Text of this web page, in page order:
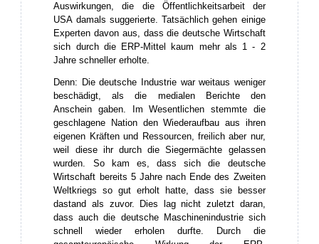
Auswirkungen, die die Öffentlichkeitsarbeit der
USA damals suggerierte. Tatsächlich gehen einige
Experten davon aus, dass die deutsche Wirtschaft
sich durch die ERP-Mittel kaum mehr als 1 - 2
Jahre schneller erholte.
Denn: Die deutsche Industrie war weitaus weniger
beschädigt, als die medialen Berichte den
Anschein gaben. Im Wesentlichen stemmte die
geschlagene Nation den Wiederaufbau aus ihren
eigenen Kräften und Ressourcen, freilich aber nur,
weil diese ihr durch die Siegermächte gelassen
wurden. So kam es, dass sich die deutsche
Wirtschaft bereits 5 Jahre nach Ende des Zweiten
Weltkriegs so gut erholt hatte, dass sie besser
dastand als zuvor. Dies lag nicht zuletzt daran,
dass auch die deutsche Maschinenindustrie sich
schnell wieder erholen durfte. Durch die